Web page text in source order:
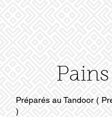
Préparés au Tandoor (
)